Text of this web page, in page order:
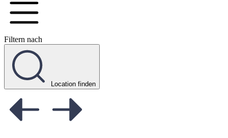
Filtern nach
Location finden